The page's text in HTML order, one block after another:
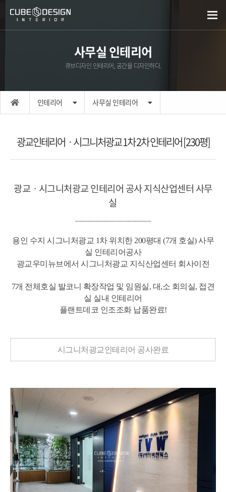
사무실 인테리어
큐브디자인 인테리어, 공간을 디자인하다.
인테리어 사무실 인테리어
광교인테리어ㆍ시그니처광교 1차 2차 인테리어 [230평]
광교ㆍ시그니처광교 인테리어 공사 지식산업센터 사무
실
용인 수지 시그니처광교 1차 위치한 200평대 (7개 호실) 사무
실 인테리어공사
광교우미뉴브에서 시그니처광교 지식산업센터 회사이전
7개 전체호실 발코니 확장작업 및 임원실, 대,소 회의실, 접견
실 실내 인테리어
플랜트데코 인조조화 납품완료!
시그니처광교인테리어 공사완료